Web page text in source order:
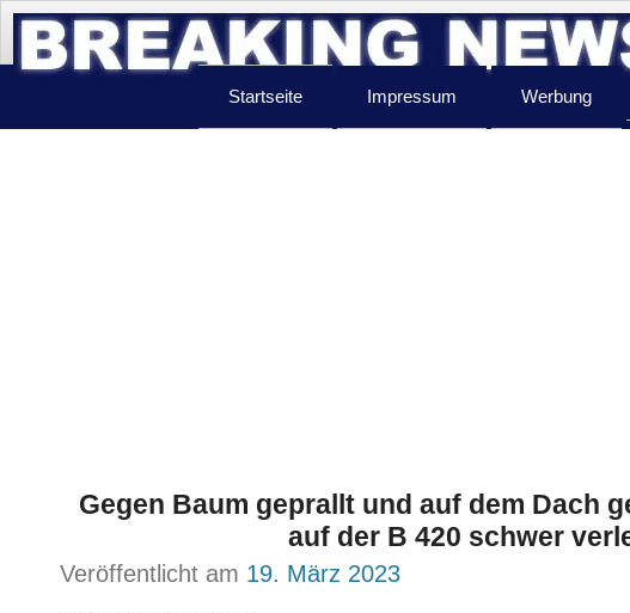
Startseite Impressum Werbung
Gegen Baum geprallt und auf dem Dach
auf der B 420 schwer
Veröffentlicht am 19. März 2023